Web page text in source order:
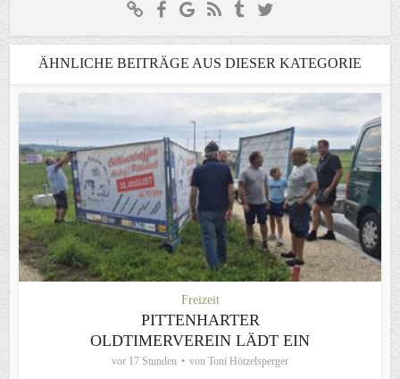
ÄHNLICHE BEITRÄGE AUS DIESER KATEGORIE
Freizeit
PITTENHARTER
OLDTIMERVEREIN LÄDT EIN
vor 17 Stunden von Toni Hötzelsperger